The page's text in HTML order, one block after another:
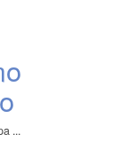
...